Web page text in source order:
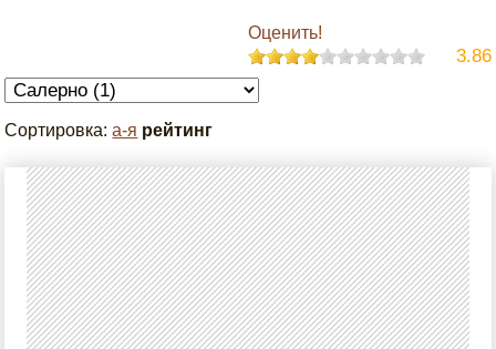
Оценить!
3.86
Сортировка:а-я рейтинг